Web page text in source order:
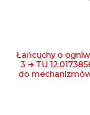
Łańcuchy o
3 ➜ TU
do